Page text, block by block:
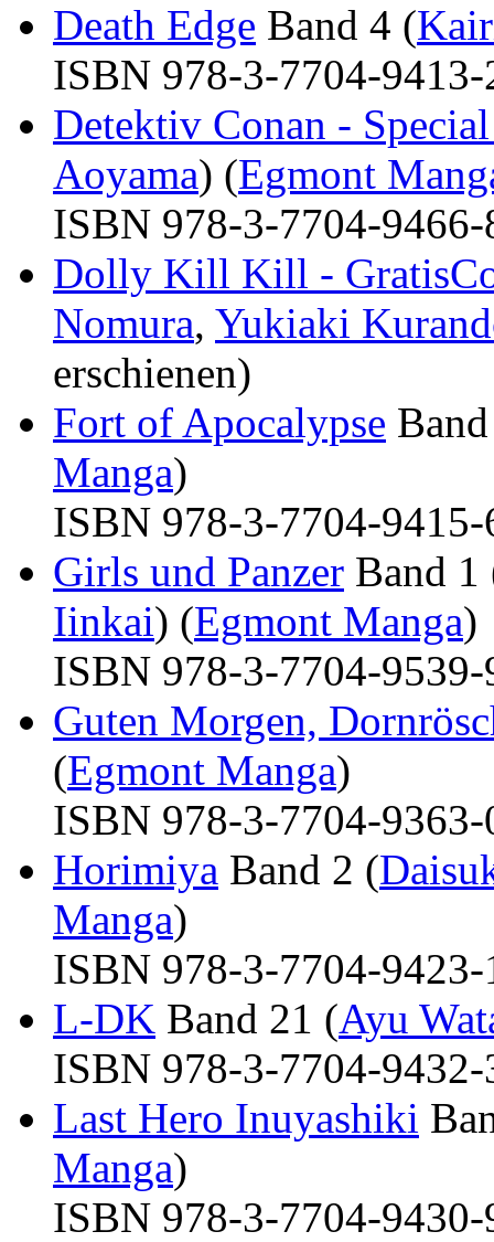
Death Edge Band 4 (
ISBN 978-3-7704-9413-
Detektiv Conan -
Aoyama) (Egmont
ISBN 978-3-7704-9466-
Dolly Kill Kill -
Nomura, Yukiaki
erschienen)
Fort of Apocalypse
Manga)
ISBN 978-3-7704-9415-
Girls und Panzer Band 1
Iinkai) (Egmont Manga)
ISBN 978-3-7704-9539-
Guten Morgen,
(Egmont Manga)
ISBN 978-3-7704-9363-
Horimiya Band 2 (
Manga)
ISBN 978-3-7704-9423-
L-DK Band 21 (Ayu
ISBN 978-3-7704-9432-
Last Hero Inuyashiki
Manga)
ISBN 978-3-7704-9430-